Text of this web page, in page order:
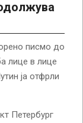
писмо до
лице в лице
ја отфрли
Петербург